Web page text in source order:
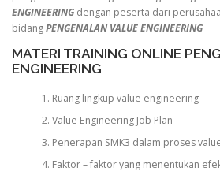
ENGINEERING dengan peserta dari
bidangPENGENALAN VALUE ENGINEERING
MATERI TRAINING ONLINE
ENGINEERING
Ruang lingkup value engineering
Value Engineering Job Plan
Penerapan SMK3 dalam proses
Faktor – faktor yang menentukan